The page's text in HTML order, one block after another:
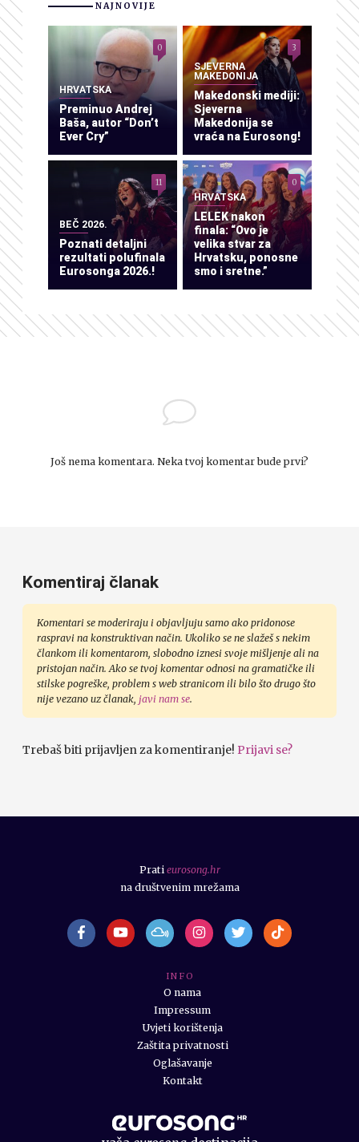
NAJNOVIJE
HRVATSKA
Preminuo Andrej
Baša, autor “Don’t
Ever Cry”
0
SJEVERNA
MAKEDONIJA
Makedonski mediji:
Sjeverna
Makedonija se
vraća na Eurosong!
3
BEČ 2026.
Poznati detaljni
rezultati polufinala
Eurosonga 2026.!
11
HRVATSKA
LELEK nakon
finala: “Ovo je
velika stvar za
Hrvatsku, ponosne
smo i sretne.”
0
Još nema komentara. Neka tvoj komentar bude prvi?
Komentiraj članak
Komentari se moderiraju i objavljuju samo ako pridonose
raspravi na konstruktivan način. Ukoliko se ne slažeš s nekim
člankom ili komentarom, slobodno iznesi svoje mišljenje ali na
pristojan način. Ako se tvoj komentar odnosi na gramatičke ili
stilske pogreške, problem s web stranicom ili bilo što drugo što
nije vezano uz članak, javi nam se.
Trebaš biti prijavljen za komentiranje! Prijavi se?
I N F O
O nama
Impressum
Uvjeti korištenja
Zaštita privatnosti
Oglašavanje
Kontakt
Prati eurosong.hr
na društvenim mrežama